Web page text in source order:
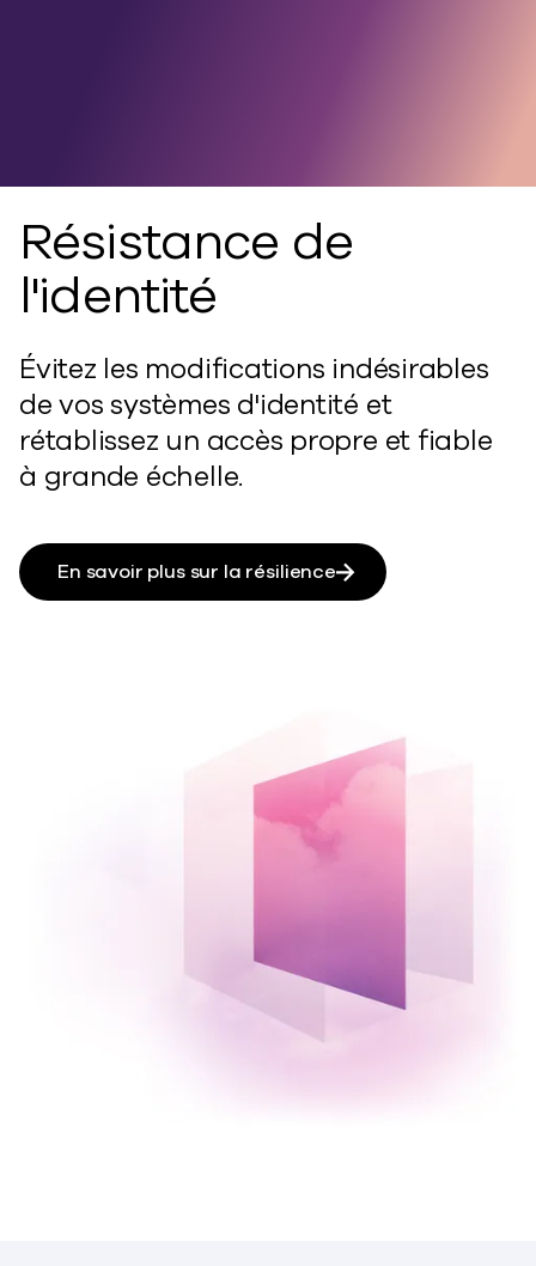
Résistance de
l'identité
Évitez les modifications indésirables
de vos systèmes d'identité et
rétablissez un accès propre et fiable
à grande échelle.
En savoir plus sur la résilience